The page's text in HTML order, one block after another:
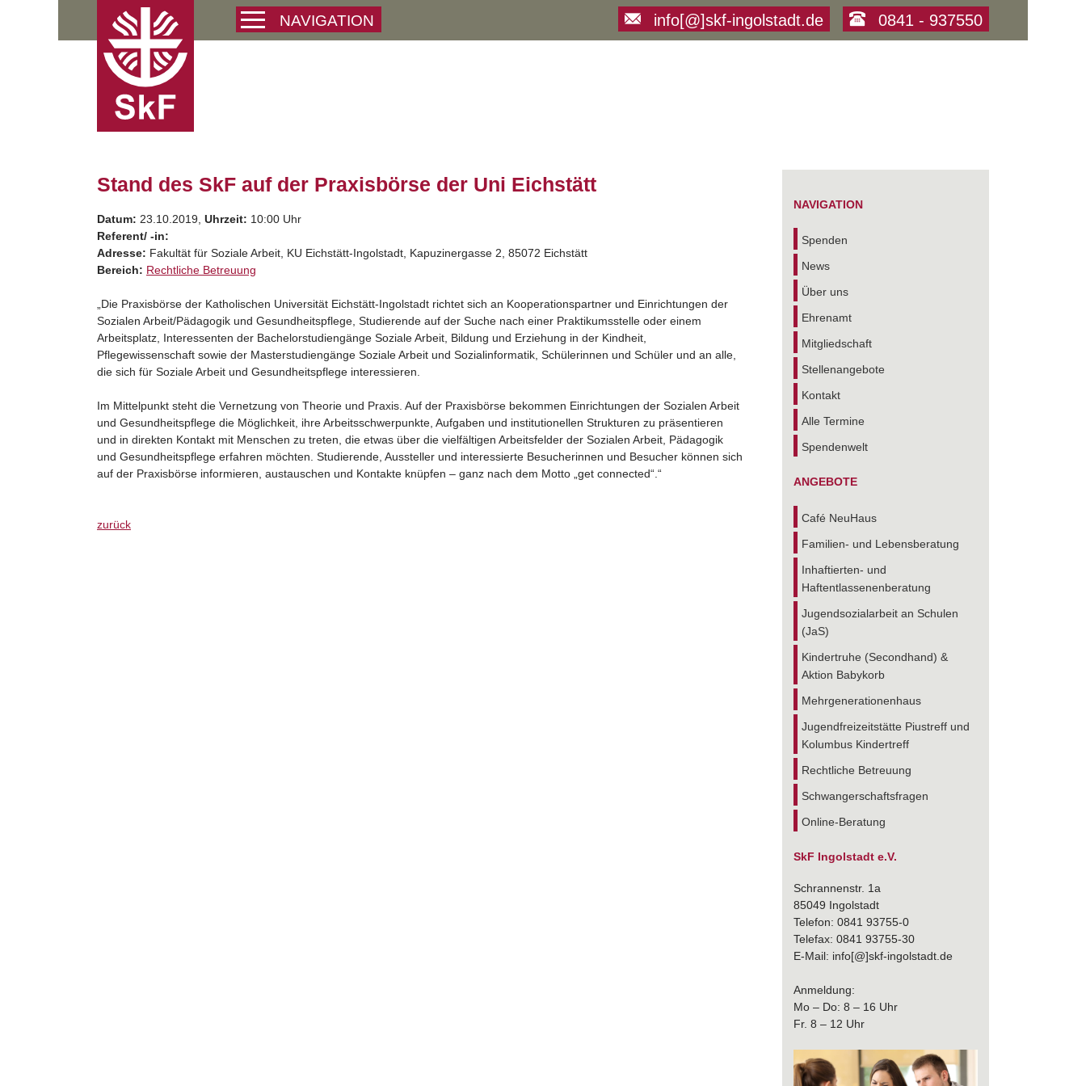
NAVIGATION 0841 - 937550
info[@]skf-ingolstadt.de
Stand des SkF auf der Praxisbörse der Uni Eichstätt
Datum: 23.10.2019, Uhrzeit: 10:00 Uhr
Referent/ -in:
Adresse: Fakultät für Soziale Arbeit, KU Eichstätt-Ingolstadt, Kapuzinergasse 2, 85072 Eichstätt
Bereich: Rechtliche Betreuung
„Die Praxisbörse der Katholischen Universität Eichstätt-Ingolstadt richtet sich an Kooperationspartner und Einrichtungen der
Sozialen Arbeit/Pädagogik und Gesundheitspflege, Studierende auf der Suche nach einer Praktikumsstelle oder einem
Arbeitsplatz, Interessenten der Bachelorstudiengänge Soziale Arbeit, Bildung und Erziehung in der Kindheit,
Pflegewissenschaft sowie der Masterstudiengänge Soziale Arbeit und Sozialinformatik, Schülerinnen und Schüler und an alle,
die sich für Soziale Arbeit und Gesundheitspflege interessieren.
Im Mittelpunkt steht die Vernetzung von Theorie und Praxis. Auf der Praxisbörse bekommen Einrichtungen der Sozialen Arbeit
und Gesundheitspflege die Möglichkeit, ihre Arbeitsschwerpunkte, Aufgaben und institutionellen Strukturen zu präsentieren
und in direkten Kontakt mit Menschen zu treten, die etwas über die vielfältigen Arbeitsfelder der Sozialen Arbeit, Pädagogik
und Gesundheitspflege erfahren möchten. Studierende, Aussteller und interessierte Besucherinnen und Besucher können sich
auf der Praxisbörse informieren, austauschen und Kontakte knüpfen – ganz nach dem Motto „get connected“.“
zurück
NAVIGATION
Spenden
News
Über uns
Ehrenamt
Mitgliedschaft
Stellenangebote
Kontakt
Alle Termine
Spendenwelt
ANGEBOTE
Café NeuHaus
Familien- und Lebensberatung
Inhaftierten- und
Haftentlassenenberatung
Jugendsozialarbeit an Schulen
(JaS)
Kindertruhe (Secondhand) &
Aktion Babykorb
Mehrgenerationenhaus
Jugendfreizeitstätte Piustreff und
Kolumbus Kindertreff
Rechtliche Betreuung
Schwangerschaftsfragen
Online-Beratung
SkF Ingolstadt e.V.
Schrannenstr. 1a
85049 Ingolstadt
Telefon: 0841 93755-0
Telefax: 0841 93755-30
E-Mail: info[@]skf-ingolstadt.de
Anmeldung:
Mo – Do: 8 – 16 Uhr
Fr. 8 – 12 Uhr